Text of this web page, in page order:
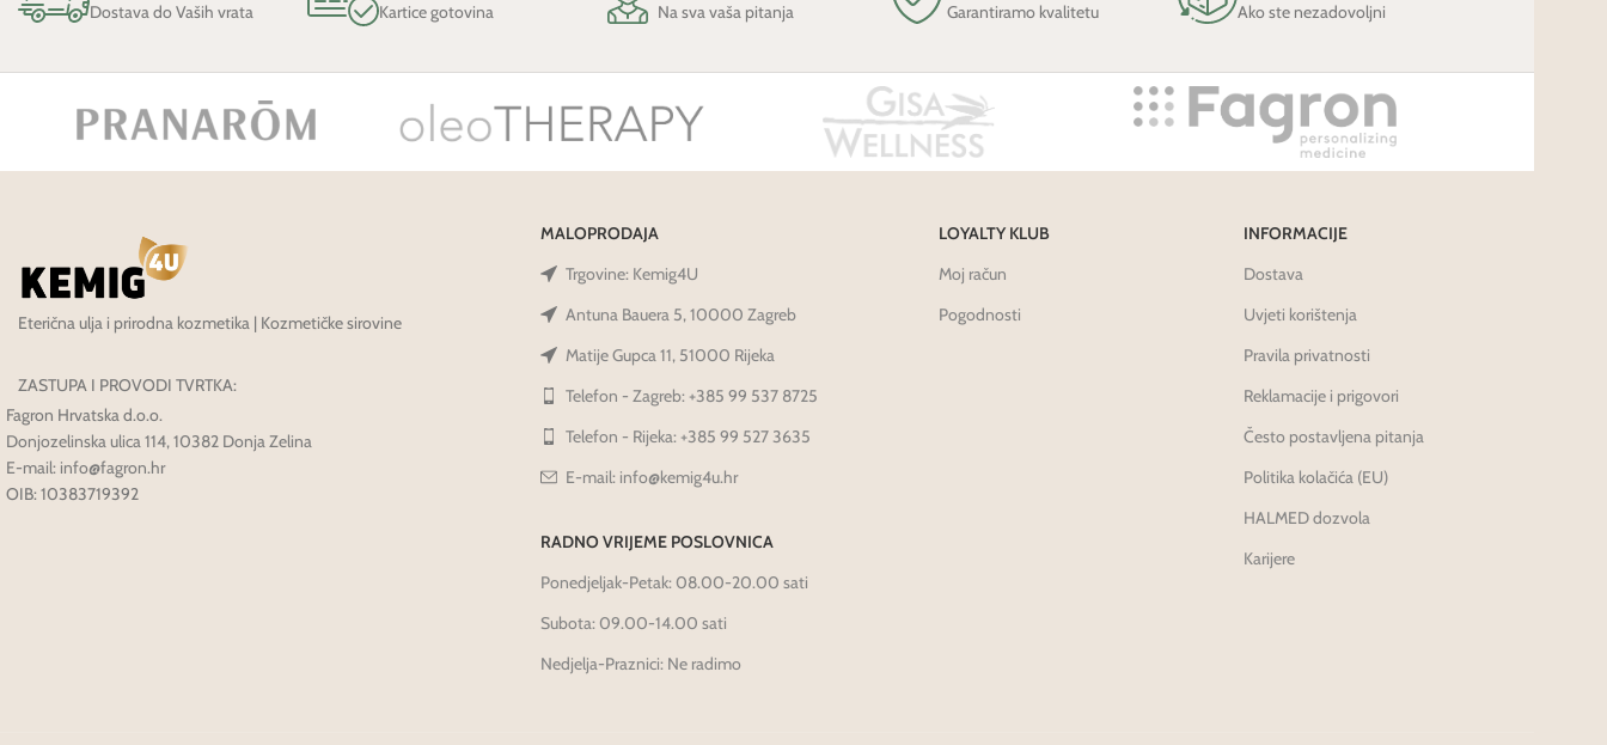
Dostava do Vaših vrata
Kartice gotovina
Na sva vaša pitanja
Garantiramo kvalitetu
Ako ste nezadovoljni
Eterična ulja i prirodna kozmetika | Kozmetičke sirovine
ZASTUPA I PROVODI TVRTKA:
Fagron Hrvatska d.o.o.
Donjozelinska ulica 114, 10382 Donja Zelina
E-mail: info@fagron.hr
OIB: 10383719392
MALOPRODAJA
Trgovine: Kemig4U
Antuna Bauera 5, 10000 Zagreb
Matije Gupca 11, 51000 Rijeka
Telefon - Zagreb: +385 99 537 8725
Telefon - Rijeka: +385 99 527 3635
E-mail: info@kemig4u.hr
RADNO VRIJEME POSLOVNICA
Ponedjeljak-Petak: 08.00-20.00 sati
Subota: 09.00-14.00 sati
Nedjelja-Praznici: Ne radimo
LOYALTY KLUB
Moj račun
Pogodnosti
INFORMACIJE
Dostava
Uvjeti korištenja
Pravila privatnosti
Reklamacije i prigovori
Često postavljena pitanja
Politika kolačića (EU)
HALMED dozvola
Karijere